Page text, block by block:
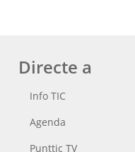
Directe a
Info TIC
Agenda
Punttic TV